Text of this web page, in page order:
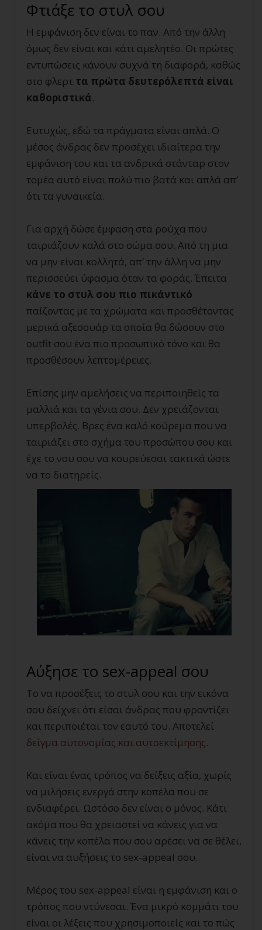
Φτιάξε το στυλ σου
Η εμφάνιση δεν είναι το παν. Από την άλλη
όμως δεν είναι και κάτι αμελητέο. Οι πρώτες
εντυπώσεις κάνουν συχνά τη διαφορά, καθώς
στο φλερτ τα πρώτα δευτερόλεπτά είναι
καθοριστικά.
Ευτυχώς, εδώ τα πράγματα είναι απλά. Ο
μέσος άνδρας δεν προσέχει ιδιαίτερα την
εμφάνιση του και τα ανδρικά στάνταρ στον
τομέα αυτό είναι πολύ πιο βατά και απλά απ’
ότι τα γυναικεία.
Για αρχή δώσε έμφαση στα ρούχα που
ταιριάζουν καλά στο σώμα σου. Από τη μια
να μην είναι κολλητά, απ’ την άλλη να μην
περισσεύει ύφασμα όταν τα φοράς. Έπειτα
κάνε το στυλ σου πιο πικάντικό
παίζοντας με τα χρώματα και προσθέτοντας
μερικά αξεσουάρ τα οποία θα δώσουν στο
outfit σου ένα πιο προσωπικό τόνο και θα
προσθέσουν λεπτομέρειες.
Επίσης μην αμελήσεις να περιποιηθείς τα
μαλλιά και τα γένια σου. Δεν χρειάζονται
υπερβολές. Βρες ένα καλό κούρεμα που να
ταιριάζει στο σχήμα του προσώπου σου και
έχε το νου σου να κουρεύεσαι τακτικά ώστε
να το διατηρείς.
Αύξησε το sex-appeal σου
Το να προσέξεις το στυλ σου και την εικόνα
σου δείχνει ότι είσαι άνδρας που φροντίζει
και περιποιέται τον εαυτό του. Αποτελεί
δείγμα αυτονομίας και αυτοεκτίμησης.
Και είναι ένας τρόπος να δείξεις αξία, χωρίς
να μιλήσεις ενεργά στην κοπέλα που σε
ενδιαφέρει. Ωστόσο δεν είναι ο μόνος. Κάτι
ακόμα που θα χρειαστεί να κάνεις για να
κάνεις την κοπέλα που σου αρέσει να σε θέλει,
είναι να αυξήσεις το sex-appeal σου.
Μέρος του sex-appeal είναι η εμφάνιση και ο
τρόπος που ντύνεσαι. Ένα μικρό κομμάτι του
είναι οι λέξεις που χρησιμοποιείς και το πώς